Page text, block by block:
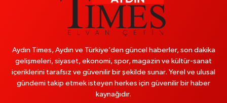
Aydın Times, Aydın ve Türkiye’den güncel haberler, son dakika
gelişmeleri, siyaset, ekonomi, spor, magazin ve kültür-sanat
içeriklerini tarafsız ve güvenilir bir şekilde sunar. Yerel ve ulusal
gündemi takip etmek isteyen herkes için güvenilir bir haber
kaynağıdır.